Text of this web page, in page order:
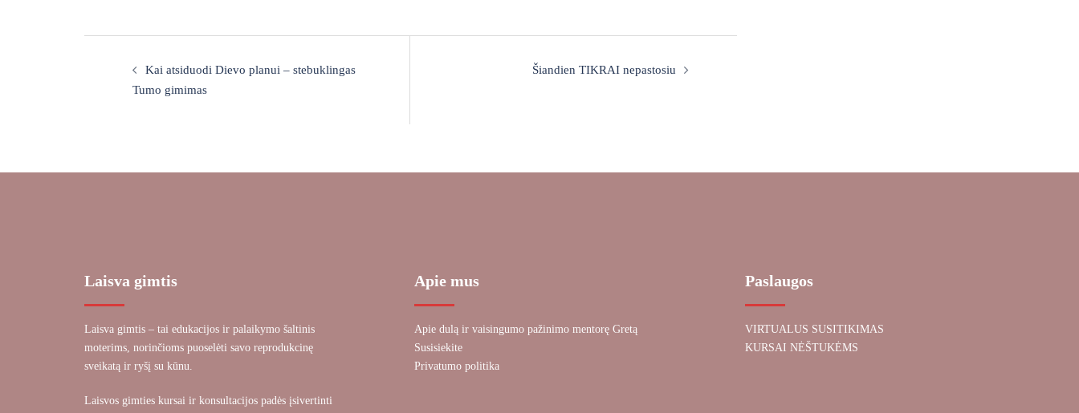
navigationKai atsiduodi Dievo planui – stebuklingas
Tumo gimimas
Šiandien TIKRAI nepastosiu
Laisva gimtis
Laisva gimtis – tai edukacijos ir palaikymo šaltinis
moterims, norinčioms puoselėti savo reprodukcinę
sveikatą ir ryšį su kūnu.
Laisvos gimties kursai ir konsultacijos padės įsivertinti
Apie mus
Apie dulą ir vaisingumo pažinimo mentorę Gretą
Susisiekite
Privatumo politika
Paslaugos
VIRTUALUS SUSITIKIMAS
KURSAI NĖŠTUKĖMS